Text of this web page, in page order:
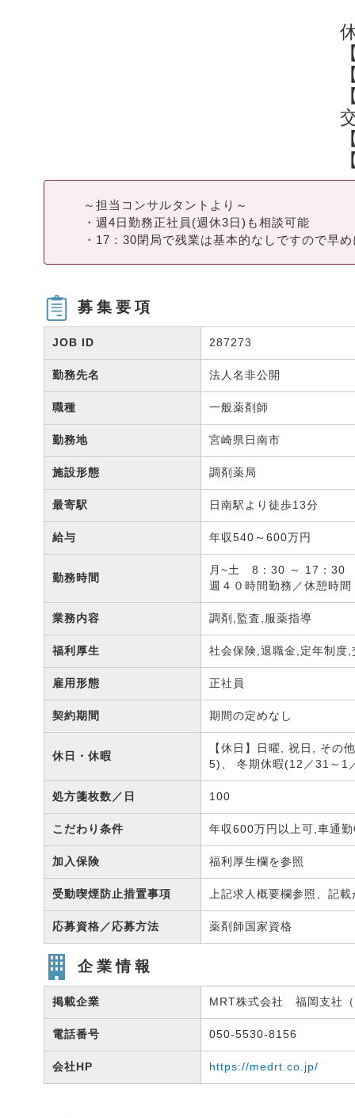
～担当コンサルタントより～
・週4日勤務正社員(週休3日)も相談可能
・17：30閉局で残業は基本的なしですので早
募集要項
JOB ID 287273
勤務先名 法人名非公開
職種 一般薬剤師
勤務地 宮崎県日南市
施設形態 調剤薬局
最寄駅 日南駅より徒歩13分
給与 年収540～600万円
勤務時間
月~土 8：30 ～ 17：30
週４０時間勤務／休憩時
業務内容 調剤,監査,服薬指導
福利厚生 社会保険,退職金,定年制度
雇用形態 正社員
契約期間 期間の定めなし
休日・休暇
【休日】日曜, 祝日, その
5)、 冬期休暇(12／31
処方箋枚数／日 100
こだわり条件 年収600万円以上可,車通
加入保険 福利厚生欄を参照
受動喫煙防止措置事項 上記求人概要欄参照、記
応募資格／応募方法 薬剤師国家資格
企業情報
掲載企業 MRT株式会社 福岡支社
電話番号 050-5530-8156
会社HP https://medrt.co.jp/